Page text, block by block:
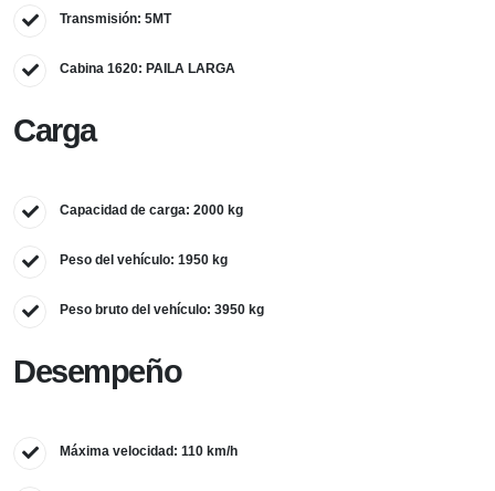
Transmisión: 5MT
Cabina 1620: PAILA LARGA
Carga
Capacidad de carga: 2000 kg
Peso del vehículo: 1950 kg
Peso bruto del vehículo: 3950 kg
Desempeño
Máxima velocidad: 110 km/h